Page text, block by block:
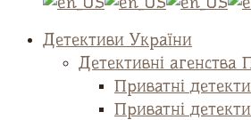
Детективи України
Детективні агенства
Приватні
Приватні